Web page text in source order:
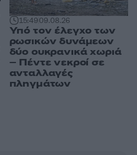
15:4909.08.26
Υπό τον έλεγχο των
ρωσικών δυνάμεων
δύο ουκρανικά χωριά
– Πέντε νεκροί σε
ανταλλαγές
πληγμάτων